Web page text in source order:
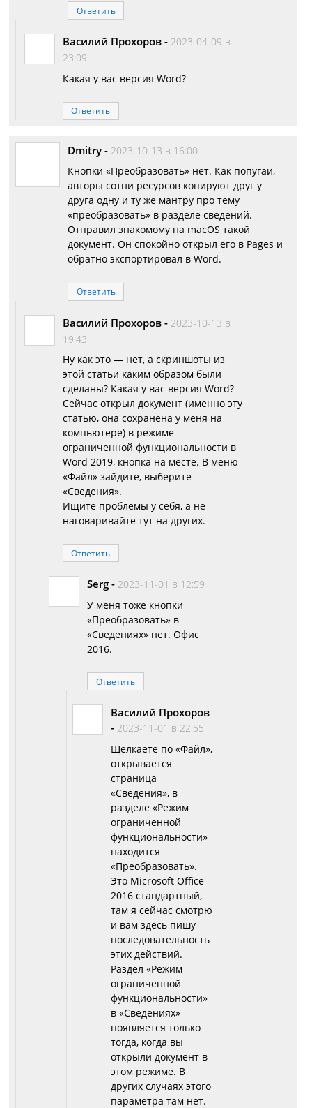
Ответить
Василий Прохоров - 2023-04-09 в
23:09
Какая у вас версия Word?
Ответить
Dmitry - 2023-10-13 в 16:00
Кнопки «Преобразовать» нет. Как попугаи,
авторы сотни ресурсов копируют друг у
друга одну и ту же мантру про тему
«преобразовать» в разделе сведений.
Отправил знакомому на macOS такой
документ. Он спокойно открыл его в Pages и
обратно экспортировал в Word.
Ответить
Василий Прохоров - 2023-10-13 в
19:43
Ну как это — нет, а скриншоты из
этой статьи каким образом были
сделаны? Какая у вас версия Word?
Сейчас открыл документ (именно эту
статью, она сохранена у меня на
компьютере) в режиме
ограниченной функциональности в
Word 2019, кнопка на месте. В меню
«Файл» зайдите, выберите
«Сведения».
Ищите проблемы у себя, а не
наговаривайте тут на других.
Ответить
Serg - 2023-11-01 в 12:59
У меня тоже кнопки
«Преобразовать» в
«Сведениях» нет. Офис
2016.
Ответить
Василий Прохоров
- 2023-11-01 в 22:55
Щелкаете по «Файл»,
открывается
страница
«Сведения», в
разделе «Режим
ограниченной
функциональности»
находится
«Преобразовать».
Это Microsoft Office
2016 стандартный,
там я сейчас смотрю
и вам здесь пишу
последовательность
этих действий.
Раздел «Режим
ограниченной
функциональности»
в «Сведениях»
появляется только
тогда, когда вы
открыли документ в
этом режиме. В
других случаях этого
параметра там нет.